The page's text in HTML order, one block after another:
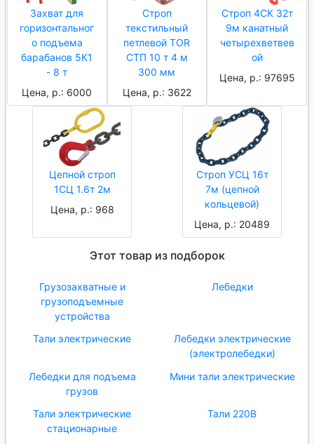
Захват для
горизонтальног
о подъема
барабанов 5К1
- 8 т
Цена, р.: 6000
Строп
текстильный
петлевой TOR
СТП 10 т 4 м
300 мм
Цена, р.: 3622
Строп 4СК 32т
9м канатный
четырехветвев
ой
Цена, р.: 97695
Цепной строп
1СЦ 1.6т 2м
Цена, р.: 968
Строп УСЦ 16т
7м (цепной
кольцевой)
Цена, р.: 20489
Этот товар из подборок
Грузозахватные и
грузоподъемные
устройства
Лебедки
Тали электрические
Лебедки электрические
(электролебедки)
Лебедки для подъема
грузов
Мини тали электрические
Тали электрические
стационарные
Тали 220В